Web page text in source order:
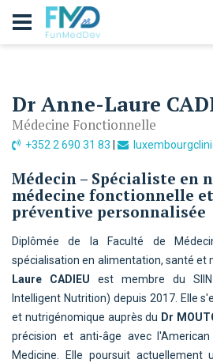
Dr Anne-Laure
Médecine Fonctionnelle
‭+352 2 690 31 83‬
Médecin – Spécialiste en
médecine fonctionnelle
préventive personnalisée
Diplômée de la Faculté de
spécialisation en alimentation, santé et
Laure CADIEU est membre du
Intelligent Nutrition) depuis 2017. Elle
et nutrigénomique auprès du Dr
précision et anti-âge avec
Medicine. Elle poursuit